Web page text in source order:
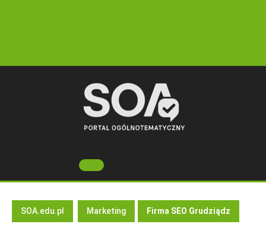
Open
Button
SOA.edu.pl Marketing Firma SEO Grudziądz